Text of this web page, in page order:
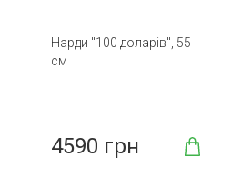
Нарди "100 доларів", 55
см
4590 грн